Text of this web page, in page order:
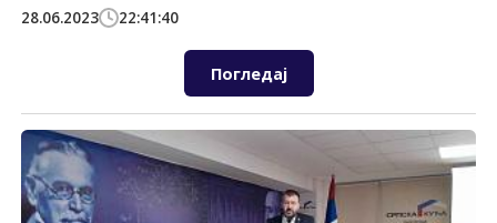
28.06.2023 22:41:40
Погледај